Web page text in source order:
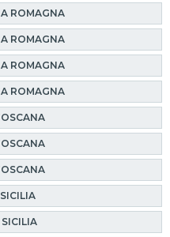
ROMAGNA
ROMAGNA
ROMAGNA
ROMAGNA